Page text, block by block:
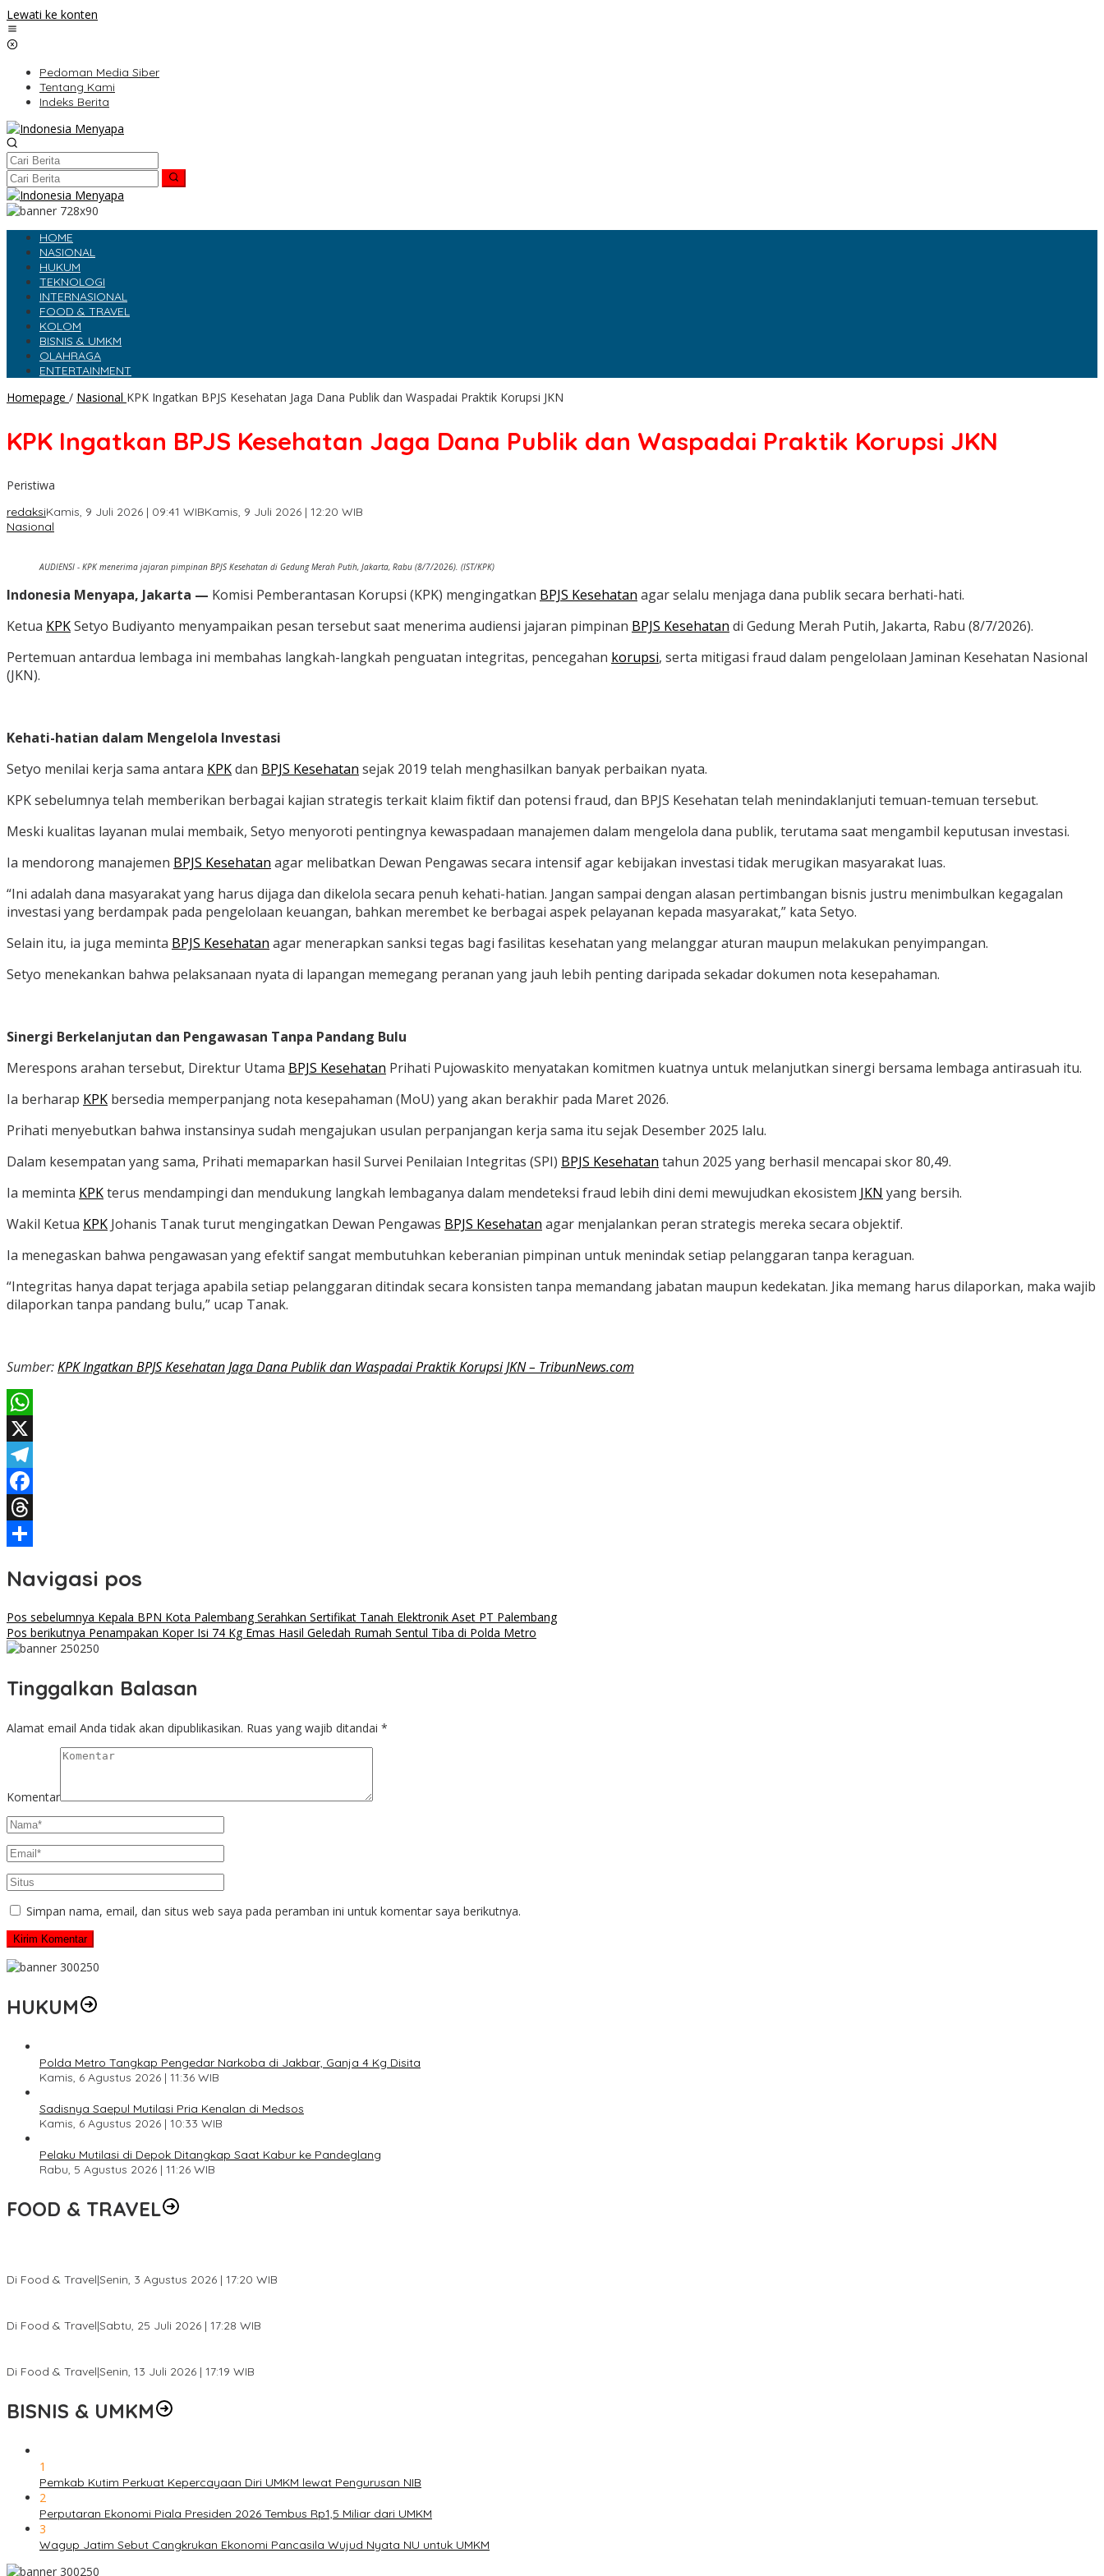
Lewati ke konten
Pedoman Media Siber
Tentang Kami
Indeks Berita
HOME
NASIONAL
HUKUM
TEKNOLOGI
INTERNASIONAL
FOOD & TRAVEL
KOLOM
BISNIS & UMKM
OLAHRAGA
ENTERTAINMENT
Homepage / Nasional KPK Ingatkan BPJS Kesehatan Jaga Dana Publik dan Waspadai Praktik Korupsi JKN
KPK Ingatkan BPJS Kesehatan Jaga Dana Publik dan Waspadai Praktik Korupsi JKN
Peristiwa
redaksiKamis, 9 Juli 2026 | 09:41 WIBKamis, 9 Juli 2026 | 12:20 WIB
Nasional
AUDIENSI - KPK menerima jajaran pimpinan BPJS Kesehatan di Gedung Merah Putih, Jakarta, Rabu (8/7/2026). (IST/KPK)
Indonesia Menyapa, Jakarta — Komisi Pemberantasan Korupsi (KPK) mengingatkan BPJS Kesehatan agar selalu menjaga dana publik secara berhati-hati.
Ketua KPKSetyo Budiyanto menyampaikan pesan tersebut saat menerima audiensi jajaran pimpinan BPJS Kesehatan di Gedung Merah Putih, Jakarta, Rabu (8/7/2026).
Pertemuan antardua lembaga ini membahas langkah-langkah penguatan integritas, pencegahan korupsi, serta mitigasi fraud dalam pengelolaan Jaminan Kesehatan Nasional
(JKN).
Kehati-hatian dalam Mengelola Investasi
Setyo menilai kerja sama antara KPKdan BPJS Kesehatan sejak 2019 telah menghasilkan banyak perbaikan nyata.
KPK sebelumnya telah memberikan berbagai kajian strategis terkait klaim fiktif dan potensi fraud, dan BPJS Kesehatan telah menindaklanjuti temuan-temuan tersebut.
Meski kualitas layanan mulai membaik, Setyo menyoroti pentingnya kewaspadaan manajemen dalam mengelola dana publik, terutama saat mengambil keputusan investasi.
Ia mendorong manajemen BPJS Kesehatan agar melibatkan Dewan Pengawas secara intensif agar kebijakan investasi tidak merugikan masyarakat luas.
“Ini adalah dana masyarakat yang harus dijaga dan dikelola secara penuh kehati-hatian. Jangan sampai dengan alasan pertimbangan bisnis justru menimbulkan kegagalan
investasi yang berdampak pada pengelolaan keuangan, bahkan merembet ke berbagai aspek pelayanan kepada masyarakat,” kata Setyo.
Selain itu, ia juga meminta BPJS Kesehatan agar menerapkan sanksi tegas bagi fasilitas kesehatan yang melanggar aturan maupun melakukan penyimpangan.
Setyo menekankan bahwa pelaksanaan nyata di lapangan memegang peranan yang jauh lebih penting daripada sekadar dokumen nota kesepahaman.
Sinergi Berkelanjutan dan Pengawasan Tanpa Pandang Bulu
Merespons arahan tersebut, Direktur Utama BPJS Kesehatan Prihati Pujowaskito menyatakan komitmen kuatnya untuk melanjutkan sinergi bersama lembaga antirasuah itu.
Ia berharap KPK bersedia memperpanjang nota kesepahaman (MoU) yang akan berakhir pada Maret 2026.
Prihati menyebutkan bahwa instansinya sudah mengajukan usulan perpanjangan kerja sama itu sejak Desember 2025 lalu.
Dalam kesempatan yang sama, Prihati memaparkan hasil Survei Penilaian Integritas (SPI) BPJS Kesehatan tahun 2025 yang berhasil mencapai skor 80,49.
Ia meminta KPKterus mendampingi dan mendukung langkah lembaganya dalam mendeteksi fraud lebih dini demi mewujudkan ekosistem JKN yang bersih.
Wakil Ketua KPK Johanis Tanak turut mengingatkan Dewan Pengawas BPJS Kesehatan agar menjalankan peran strategis mereka secara objektif.
Ia menegaskan bahwa pengawasan yang efektif sangat membutuhkan keberanian pimpinan untuk menindak setiap pelanggaran tanpa keraguan.
“Integritas hanya dapat terjaga apabila setiap pelanggaran ditindak secara konsisten tanpa memandang jabatan maupun kedekatan. Jika memang harus dilaporkan, maka wajib
dilaporkan tanpa pandang bulu,” ucap Tanak.
Sumber:KPK Ingatkan BPJS Kesehatan Jaga Dana Publik dan Waspadai Praktik Korupsi JKN – TribunNews.com
WhatsApp
X
Telegram
Facebook
Threads
Navigasi pos
Pos sebelumnya Kepala BPN Kota Palembang Serahkan Sertifikat Tanah Elektronik Aset PT Palembang
Pos berikutnya Penampakan Koper Isi 74 Kg Emas Hasil Geledah Rumah Sentul Tiba di Polda Metro
Tinggalkan Balasan
Alamat email Anda tidak akan dipublikasikan. Ruas yang wajib ditandai *
Komentar
Simpan nama, email, dan situs web saya pada peramban ini untuk komentar saya berikutnya.
HUKUM
Polda Metro Tangkap Pengedar Narkoba di Jakbar, Ganja 4 Kg Disita
Kamis, 6 Agustus 2026 | 11:36 WIB
Sadisnya Saepul Mutilasi Pria Kenalan di Medsos
Kamis, 6 Agustus 2026 | 10:33 WIB
Pelaku Mutilasi di Depok Ditangkap Saat Kabur ke Pandeglang
Rabu, 5 Agustus 2026 | 11:26 WIB
FOOD & TRAVEL
Di Food & Travel|Senin, 3 Agustus 2026 | 17:20 WIB
Di Food & Travel|Sabtu, 25 Juli 2026 | 17:28 WIB
Di Food & Travel|Senin, 13 Juli 2026 | 17:19 WIB
BISNIS & UMKM
1
Pemkab Kutim Perkuat Kepercayaan Diri UMKM lewat Pengurusan NIB
2
Perputaran Ekonomi Piala Presiden 2026 Tembus Rp1,5 Miliar dari UMKM
3
Wagup Jatim Sebut Cangkrukan Ekonomi Pancasila Wujud Nyata NU untuk UMKM